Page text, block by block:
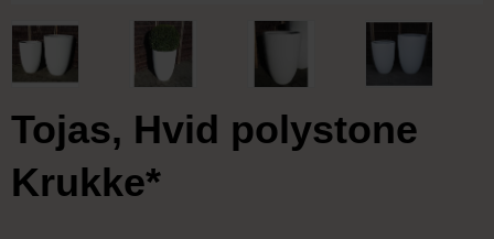
Tojas, Hvid polystone
Krukke*